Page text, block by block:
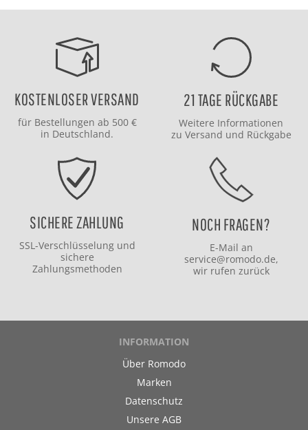
KOSTENLOSER VERSAND
für Bestellungen ab 500 €
in Deutschland.
21 TAGE RÜCKGABE
Weitere Informationen
zu Versand und Rückgabe
SICHERE ZAHLUNG
SSL-Verschlüsselung und
sichere
Zahlungsmethoden
NOCH FRAGEN?
E-Mail an
service@romodo.de,
wir rufen zurück
INFORMATION
Über Romodo
Marken
Datenschutz
Unsere AGB